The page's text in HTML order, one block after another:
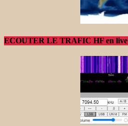
ECOUTER LE TRAFIC HF en live